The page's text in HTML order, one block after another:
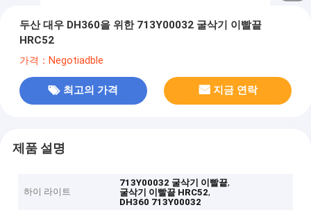
두산 대우 DH360을 위한 713Y00032 굴삭기 이빨끝
HRC52
가격：Negotiadble
최고의 가격 지금 연락
제품 설명
하이 라이트
713Y00032 굴삭기 이빨끝,
굴삭기 이빨끝 HRC52,
DH360 713Y00032